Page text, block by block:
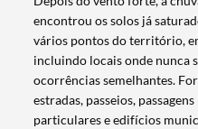
encontrou os solos já
vários pontos do território,
incluindo locais onde nunca
ocorrências semelhantes.
estradas, passeios,
particulares e edifícios